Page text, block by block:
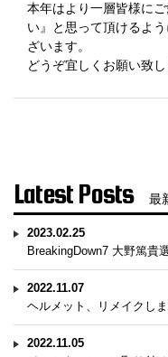
本年はより一層皆様に
い』と思って頂けるよ
ざいます。
どうぞ宜しくお願い致し
Latest Posts 最
2023.02.25
BreakingDown7 大野篤貴
2022.11.07
ヘルメット、リメイクしま
2022.11.05